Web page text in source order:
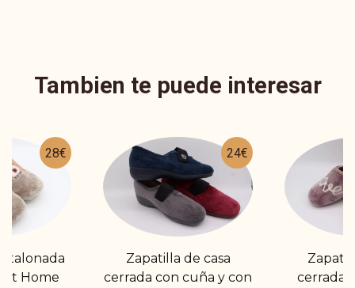
Tambien te puede interesar
28€
Home
24€
Zapatilla de casa
cerrada con cuña y con
cerrada